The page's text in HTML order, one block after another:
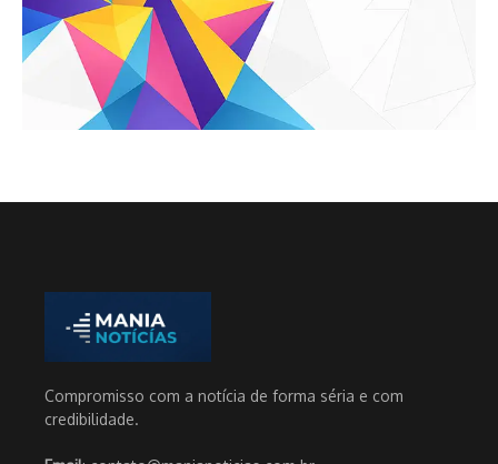
Compromisso com a notícia de forma séria e com
credibilidade.